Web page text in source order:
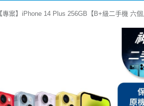
【專案】iPhone 14 Plus 256GB【B+級二手機 六個